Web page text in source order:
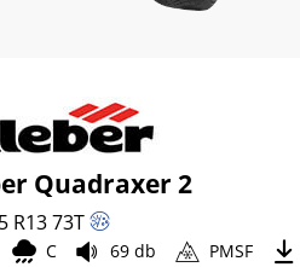
Quadraxer 2
R1373T
C 69 db PMSF